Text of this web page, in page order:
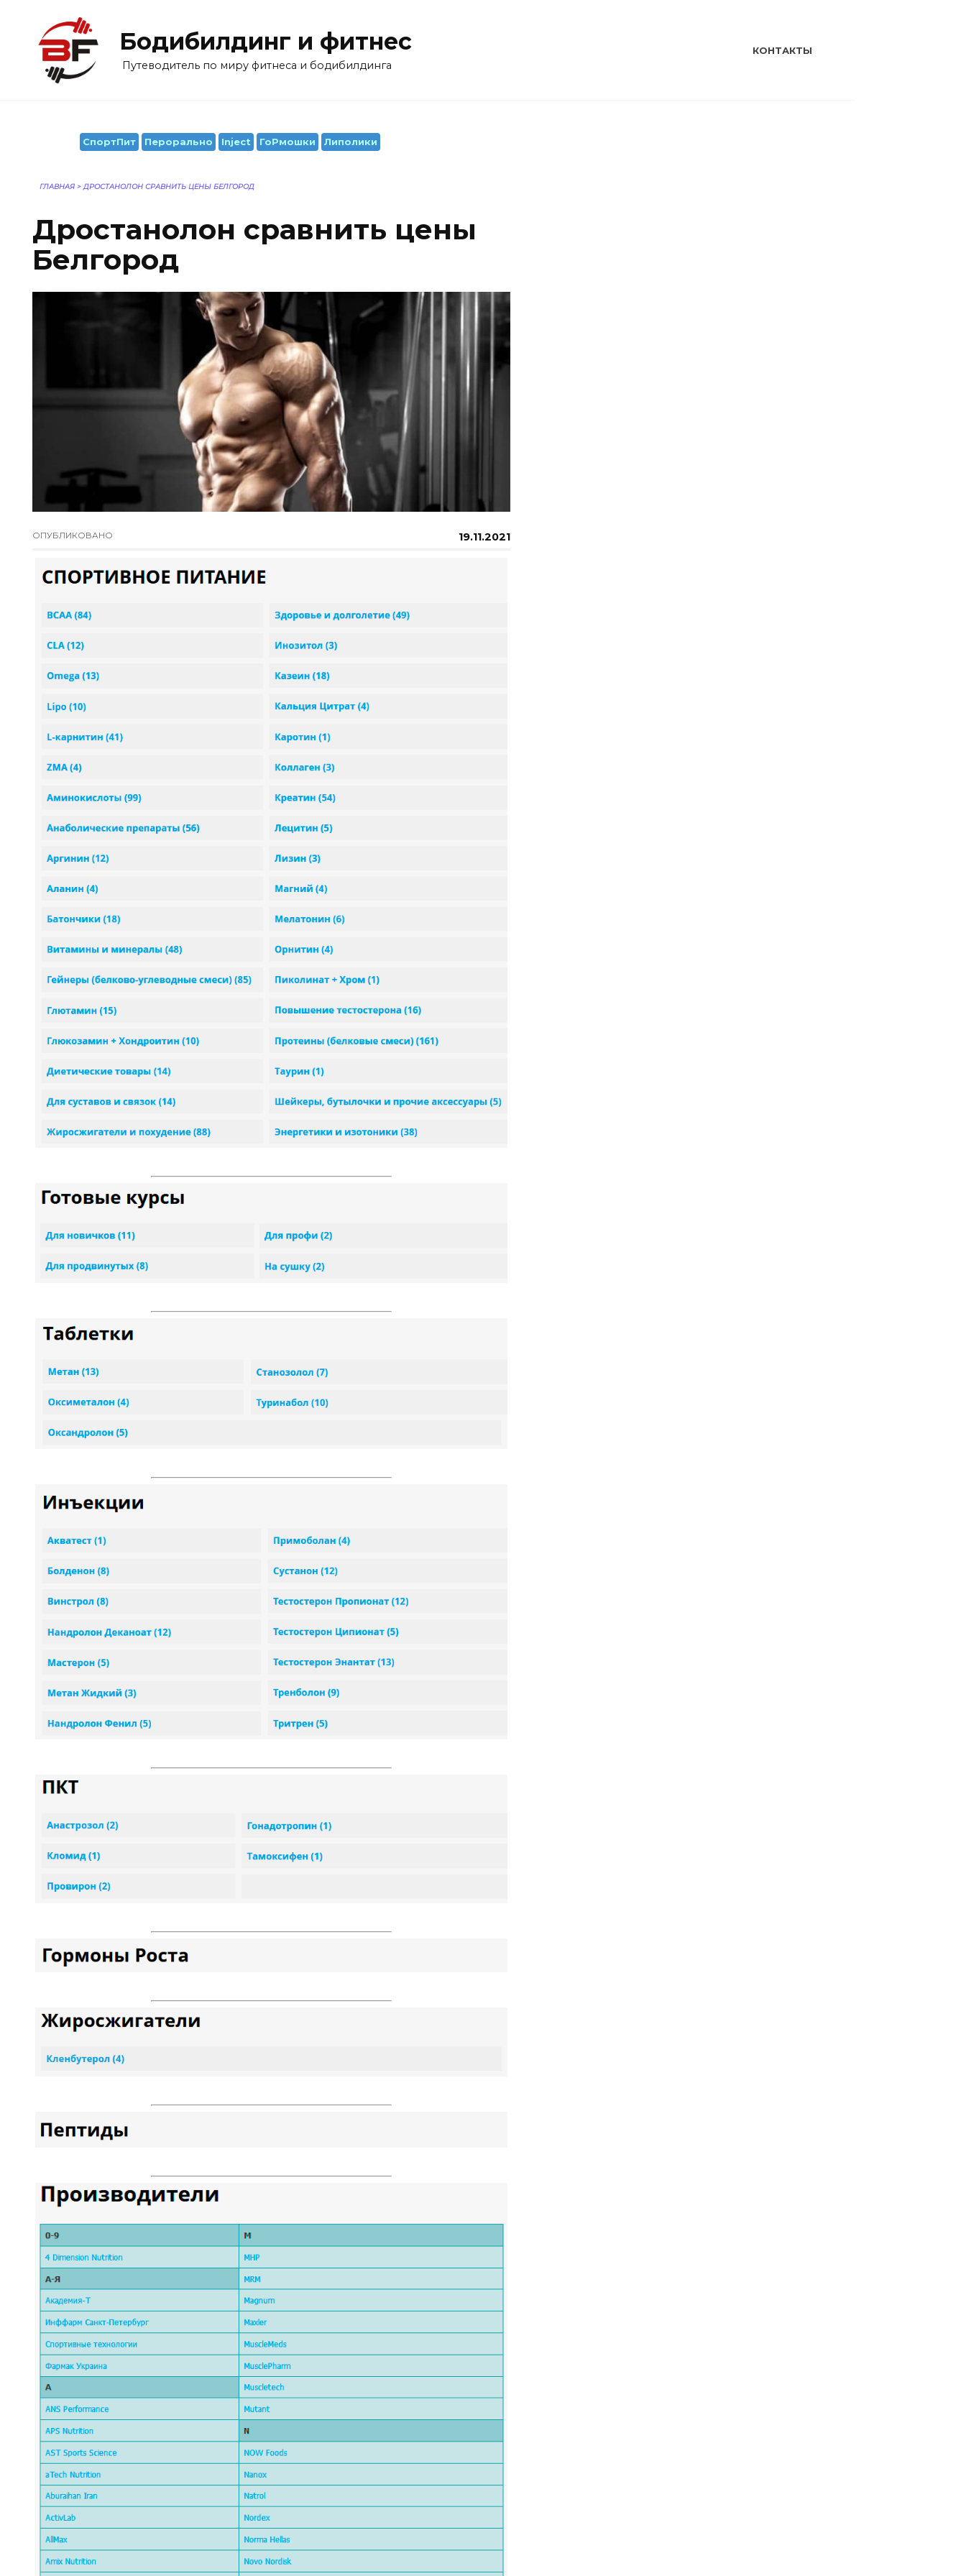
содержанию
Бодибилдинг и фитнес
Путеводитель по миру фитнеса и бодибилдинга
КОНТАКТЫ
СпортПит Перорально Inject ГоРмошки Липолики
ГЛАВНАЯ > ДРОСТАНОЛОН СРАВНИТЬ ЦЕНЫ БЕЛГОРОД
Дростанолон сравнить цены
Белгород
ОПУБЛИКОВАНО 19.11.2021